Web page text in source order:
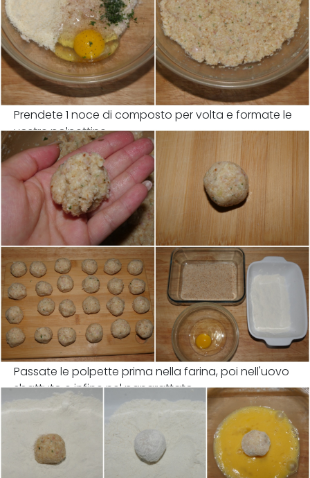
Prendete 1 noce di composto per volta e formate le
vostre polpettine.
Passate le polpette prima nella farina, poi nell'uovo
sbattuto e infine nel pangrattato.